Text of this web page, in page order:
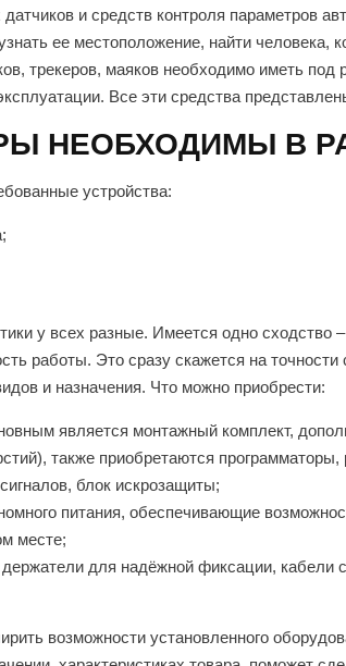
и средств контроля параметров
ее местоположение, найти
трекеров, маяков необходимо иметь
Все эти средства
НЕОБХОДИМЫ В
устройства:
у всех разные. Имеется одно
работы. Это сразу скажется на
и назначения. Что можно приобрести:
является монтажный комплект,
также приобретаются
блок искрозащиты;
питания, обеспечивающие
месте;
для надёжной фиксации, кабели
возможности установленного